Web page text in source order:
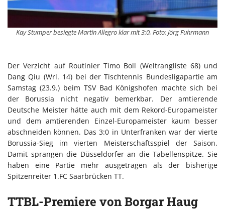
Kay Stumper besiegte Martin Allegro klar mit 3:0, Foto: Jörg Fuhrmann
Der Verzicht auf Routinier Timo Boll (Weltrangliste 68) und
Dang Qiu (Wrl. 14) bei der Tischtennis Bundesligapartie am
Samstag (23.9.) beim TSV Bad Königshofen machte sich bei
der Borussia nicht negativ bemerkbar. Der amtierende
Deutsche Meister hätte auch mit dem Rekord-Europameister
und dem amtierenden Einzel-Europameister kaum besser
abschneiden können. Das 3:0 in Unterfranken war der vierte
Borussia-Sieg im vierten Meisterschaftsspiel der Saison.
Damit sprangen die Düsseldorfer an die Tabellenspitze. Sie
haben eine Partie mehr ausgetragen als der bisherige
Spitzenreiter 1.FC Saarbrücken TT.
TTBL-Premiere von Borgar Haug